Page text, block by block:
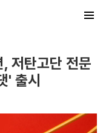
저탄고단 전문
' 출시